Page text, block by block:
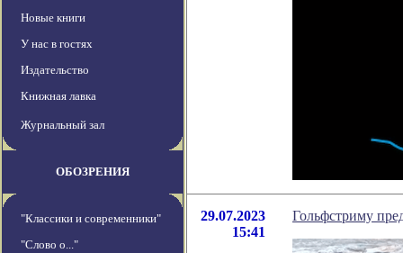
Новые книги
У нас в гостях
Издательство
Книжная лавка
Журнальный зал
ОБОЗРЕНИЯ
"Классики и современники"
"Слово о..."
29.07.2023
15:41
Гольфстриму